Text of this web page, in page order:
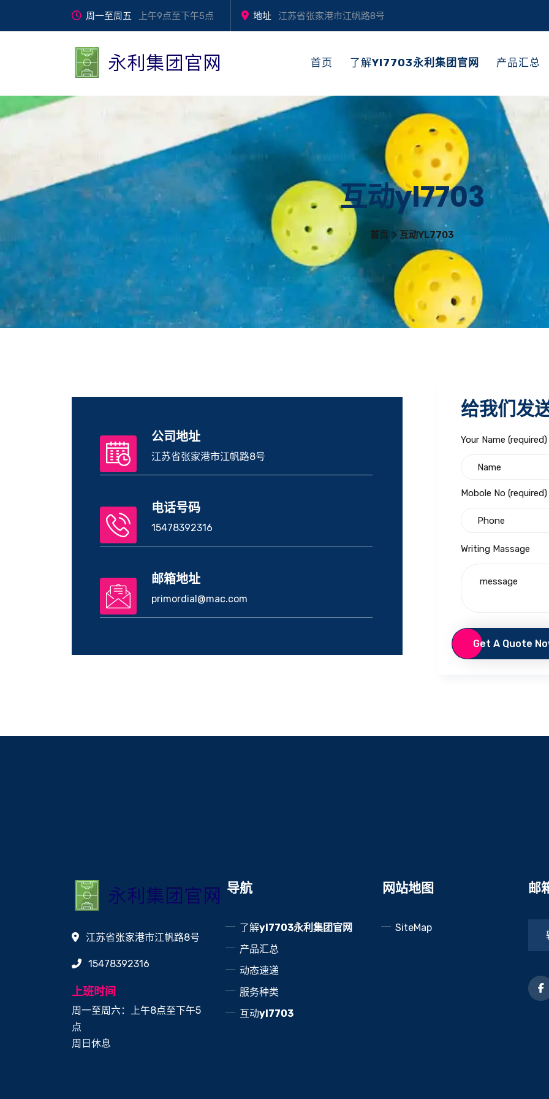
周一至周五 上午9点至下午5点 地址 江苏省张家港市江帆路8号
首页 了解Yl7703永利集团官网 产品汇总
互动yl7703
首页 互动YL7703
公司地址
江苏省张家港市江帆路8号
电话号码
15478392316
邮箱地址
primordial@mac.com
给我们发
Your Name (required)
Mobole No (required)
Writing Massage
Get A Quote
江苏省张家港市江帆路8号
15478392316
上班时间
周一至周六：上午8点至下午5
点
周日休息
导航
了解yl7703永利集团官网
产品汇总
动态速递
服务种类
互动yl7703
网站地图
SiteMap
邮